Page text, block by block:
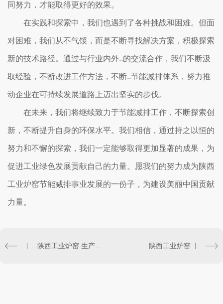
同努力，才能取得更好的效果。
在实践和探索中，我们也遇到了各种挑战和困难。但面
对困难，我们从不气馁，而是不断寻找解决方案，积极探索
新的技术路径。通过与行业内外..的交流合作，我们不断汲
取经验，不断改进工作方法，不断..节能减排体系，努力推
动企业在可持续发展道路上迈出坚实的步伐。
在未来，我们将继续致力于节能减排工作，不断探索创
新，不断提升自身的环保水平。我们相信，通过持之以恒的
努力和不懈的探索，我们一定能够取得更加显著的成果，为
促进工业绿色发展贡献自己的力量。愿我们的努力成为陕西
工业炉窑节能减排事业发展的一份子，为建设美丽中国贡献
力量。
陕西工业炉窑